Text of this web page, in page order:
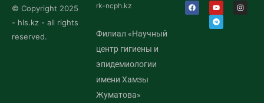
© Copyright 2025
- hls.kz - all rights
reserved.
rk-ncph.kz
Филиал «Научный
центр гигиены и
эпидемиологии
имени Хамзы
Жуматова»